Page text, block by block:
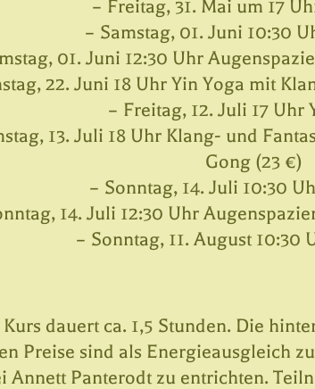
– Freitag, 31. Mai um 17
– Samstag, 01. Juni 10:30
01. Juni 12:30 Uhr
22. Juni 18 Uhr Yin Yoga mit
– Freitag, 12. Juli 17 Uhr
13. Juli 18 Uhr Klang- und
Gong (23 €)
– Sonntag, 14. Juli 10:30
14. Juli 12:30 Uhr
– Sonntag, 11. August 10:30
dauert ca. 1,5 Stunden. Die
Preise sind als Energieausgleich
Annett Panterodt zu entrichten.